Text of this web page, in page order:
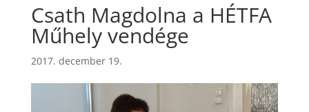
Csath Magdolna a HÉTFA
Műhely vendége
2017. december 19.